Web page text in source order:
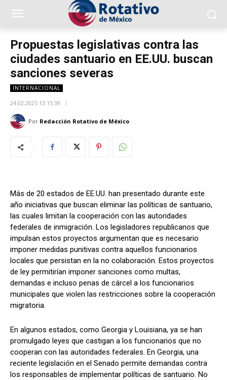
Propuestas legislativas contra las
ciudades santuario en EE.UU. buscan
sanciones severas
INTERNACIONAL
24.02.2025 13:15:39
Por Redacción Rotativo de México
Más de 20 estados de EE.UU. han presentado durante este
año iniciativas que buscan eliminar las políticas de santuario,
las cuales limitan la cooperación con las autoridades
federales de inmigración. Los legisladores republicanos que
impulsan estos proyectos argumentan que es necesario
imponer medidas punitivas contra aquellos funcionarios
locales que persistan en la no colaboración. Estos proyectos
de ley permitirían imponer sanciones como multas,
demandas e incluso penas de cárcel a los funcionarios
municipales que violen las restricciones sobre la cooperación
migratoria.
En algunos estados, como Georgia y Louisiana, ya se han
promulgado leyes que castigan a los funcionarios que no
cooperan con las autoridades federales. En Georgia, una
reciente legislación en el Senado permite demandas contra
los responsables de implementar políticas de santuario. No